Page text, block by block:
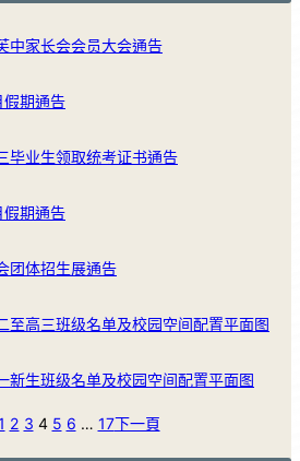
中家长会会员大会通告
期通告
毕业生领取统考证书通告
期通告
团体招生展通告
至高三班级名单及校园空间配置平面图
新生班级名单及校园空间配置平面图
2 3 4 5 6 … 17下一頁